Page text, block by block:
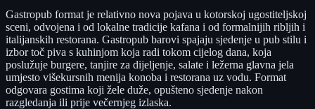
Gastropub format je relativno nova pojava u kotorskoj ugostiteljskoj
sceni, odvojena i od lokalne tradicije kafana i od formalnijih ribljih i
italijanskih restorana. Gastropub barovi spajaju sjedenje u pub stilu i
izbor toč piva s kuhinjom koja radi tokom cijelog dana, koja
poslužuje burgere, tanjire za dijeljenje, salate i ležerna glavna jela
umjesto višekursnih menija konoba i restorana uz vodu. Format
odgovara gostima koji žele duže, opušteno sjedenje nakon
razgledanja ili prije večernjeg izlaska.